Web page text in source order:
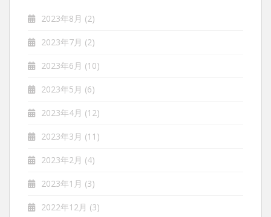
2023年8月 (2)
2023年7月 (2)
2023年6月 (10)
2023年5月 (6)
2023年4月 (12)
2023年3月 (11)
2023年2月 (4)
2023年1月 (3)
2022年12月 (3)